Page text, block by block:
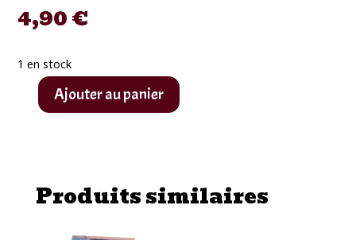
4,90€
1 en stock
quantité
"Monssstre"
Ajouter au panier
Produits similaires